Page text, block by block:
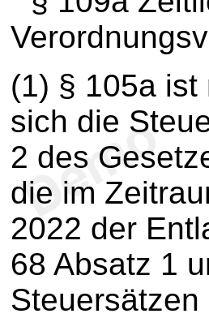
(1) § 105a
sich die
2 des
die im
2022 der
68 Absatz 1
Steuersätzen